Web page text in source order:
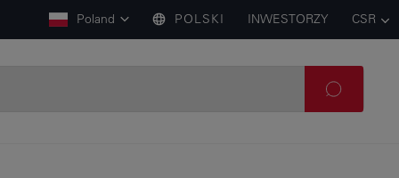
Poland POLSKI INWESTORZY CSR